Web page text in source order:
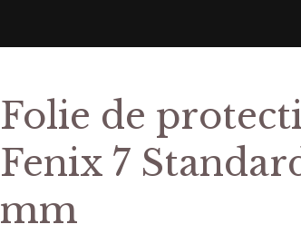
Folie de
Fenix 7
mm